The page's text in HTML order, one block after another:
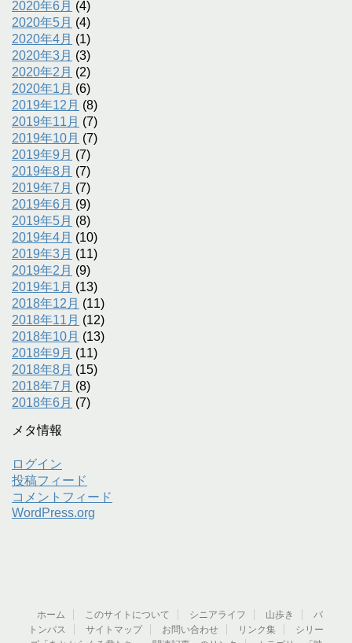
2020年6月 (4)
2020年5月 (4)
2020年4月 (1)
2020年3月 (3)
2020年2月 (2)
2020年1月 (6)
2019年12月 (8)
2019年11月 (7)
2019年10月 (7)
2019年9月 (7)
2019年8月 (7)
2019年7月 (7)
2019年6月 (9)
2019年5月 (8)
2019年4月 (10)
2019年3月 (11)
2019年2月 (9)
2019年1月 (13)
2018年12月 (11)
2018年11月 (12)
2018年10月 (13)
2018年9月 (11)
2018年8月 (15)
2018年7月 (8)
2018年6月 (7)
メタ情報
ログイン
投稿フィード
コメントフィード
WordPress.org
ホーム このサイトについて シニアライフ 山歩き
バ
トンパス
サイトマップ お問い合わせ リンク集
シリー